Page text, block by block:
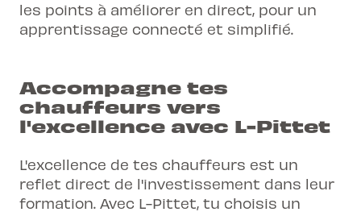
les points à améliorer en direct, pour un
apprentissage connecté et simplifié.
Accompagne tes
chauffeurs vers
l'excellence avec L-Pittet
L'excellence de tes chauffeurs est un
reflet direct de l'investissement dans leur
formation. Avec L-Pittet, tu choisis un